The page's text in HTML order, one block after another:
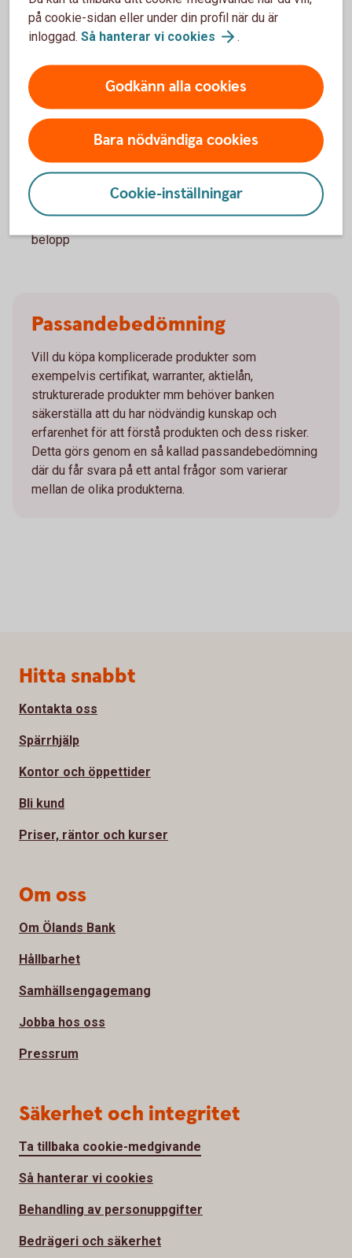
vid en sidledes och ibland nedåtgående marknad
Möjlighet att erhålla bättre riskspridning än vid en
enskild aktieinvestering
riskbarriären
Nackdelar
Delar av eller hela det nominella beloppet kan gå
förlorat
Ett Bevis Nu kan komma att uppvisa stora prisrörelser
på andrahandsmarknaden och vid en försäljning under
belopp
Passandebedömning
Vill du köpa komplicerade produkter som
exempelvis certifikat, warranter, aktielån,
strukturerade produkter mm behöver banken
säkerställa att du har nödvändig kunskap och
erfarenhet för att förstå produkten och dess risker.
Detta görs genom en så kallad passandebedömning
där du får svara på ett antal frågor som varierar
mellan de olika produkterna.
på cookie-sidan eller under din profil när du är
inloggad. Så hanterar vi cookies .
Godkänn alla cookies
Bara nödvändiga cookies
Cookie-inställningar
Sidfot
Hitta snabbt
Kontakta oss
Spärrhjälp
Kontor och öppettider
Bli kund
Priser, räntor och kurser
Om oss
Om Ölands Bank
Hållbarhet
Samhällsengagemang
Jobba hos oss
Pressrum
Säkerhet och integritet
Ta tillbaka cookie-medgivande
Så hanterar vi cookies
Behandling av personuppgifter
Bedrägeri och säkerhet